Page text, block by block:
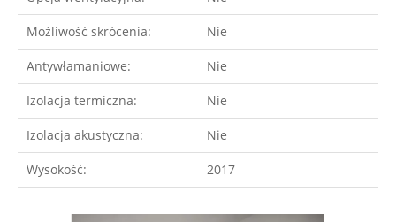
Możliwość skrócenia: Nie
Antywłamaniowe: Nie
Izolacja termiczna: Nie
Izolacja akustyczna: Nie
Wysokość: 2017